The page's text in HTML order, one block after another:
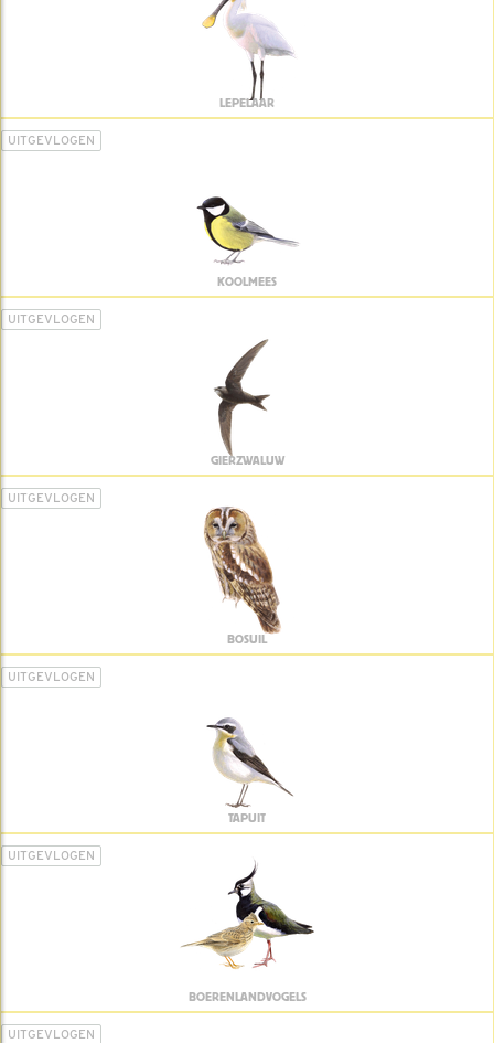
LEPELAAR
UITGEVLOGEN
KOOLMEES
UITGEVLOGEN
GIERZWALUW
UITGEVLOGEN
BOSUIL
UITGEVLOGEN
TAPUIT
UITGEVLOGEN
BOERENLANDVOGELS
UITGEVLOGEN